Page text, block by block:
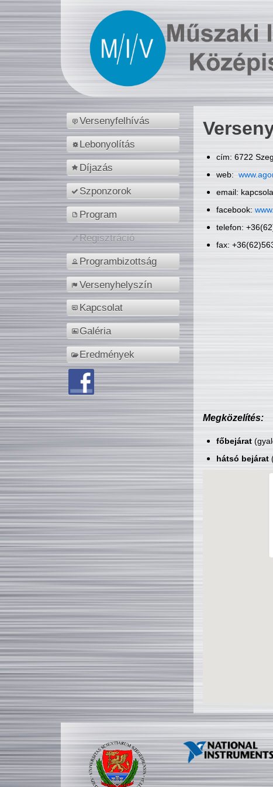
Versenyfelhívás
Lebonyolítás
Díjazás
Szponzorok
Program
Regisztráció
Programbizottság
Versenyhelyszín
Kapcsolat
Galéria
Eredmények
cím: 6722
web:
email:
facebook:
telefon:
fax:
Megközelítés:
főbejárat
hátsó bejárat